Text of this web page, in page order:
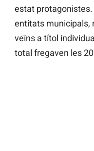
estat
entitats municipals,
veïns a títol
total fregaven les